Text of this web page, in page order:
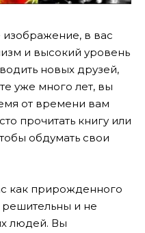
в вас
и высокий уровень
новых друзей,
уже много лет, вы
от времени вам
прочитать книгу или
обдумать свои
как прирожденного
и не
людей. Вы